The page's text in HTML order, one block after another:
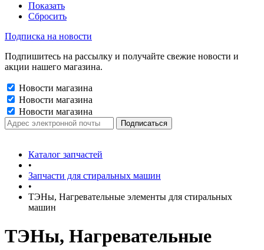
Показать
Сбросить
Подписка на новости
Подпишитесь на рассылку и получайте свежие новости и
акции нашего магазина.
Новости магазина
Новости магазина
Новости магазина
Каталог запчастей
•
Запчасти для стиральных машин
•
ТЭНы, Нагревательные элементы для стиральных
машин
ТЭНы, Нагревательные